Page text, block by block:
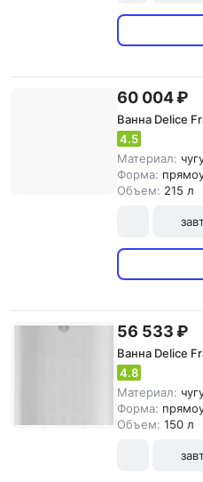
60 004 ₽
Ванна Delice
4.5
Материал:
Форма:
Объем: 215 л
56 533 ₽
Ванна Delice
4.8
Материал:
Форма:
Объем: 150 л